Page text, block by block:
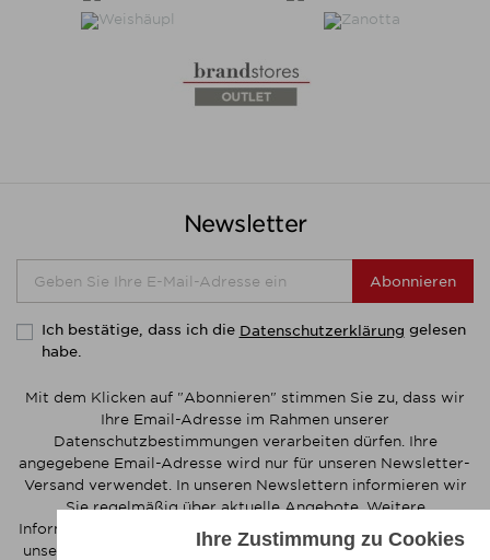
Newsletter
Abonnieren
Ich bestätige, dass ich die Datenschutzerklärung gelesen
habe.
Mit dem Klicken auf "Abonnieren" stimmen Sie zu, dass wir
Ihre Email-Adresse im Rahmen unserer
Datenschutzbestimmungen verarbeiten dürfen. Ihre
angegebene Email-Adresse wird nur für unseren Newsletter-
Versand verwendet. In unseren Newslettern informieren wir
Sie regelmäßig über aktuelle Angebote. Weitere
Informationen zur Verwendung Ihrer Emaildaten finden Sie in
unserer Datenschutzerklärung. Sie können das Abonnement
Ihre Zustimmung zu Cookies